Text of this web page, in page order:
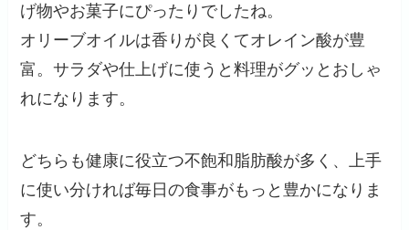
げ物やお菓子にぴったりでしたね。
オリーブオイルは香りが良くてオレイン酸が豊
富。サラダや仕上げに使うと料理がグッとおしゃ
れになります。
どちらも健康に役立つ不飽和脂肪酸が多く、上手
に使い分ければ毎日の食事がもっと豊かになりま
す。